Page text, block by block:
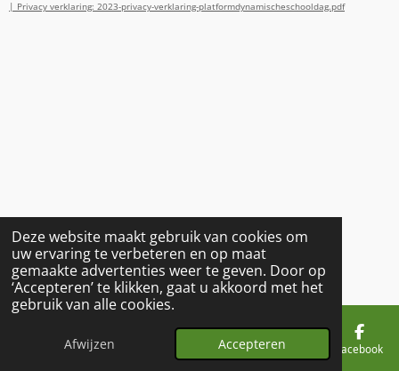
Deze website maakt gebruik van cookies om
uw ervaring te verbeteren en op maat
gemaakte advertenties weer te geven. Door op
‘Accepteren’ te klikken, gaat u akkoord met het
gebruik van alle cookies.
Afwijzen Accepteren
| Privacy verklaring: 2023-privacy-verklaring-platformdynamischeschooldag.pdf
E-mailadres Facebook